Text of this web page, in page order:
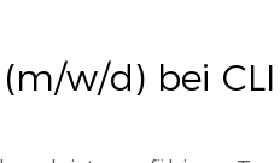
(m/w/d) bei